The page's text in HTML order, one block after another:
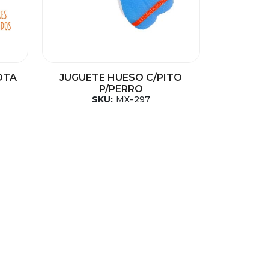
JUGUETE HUESO C/PITO
P/PERRO
SKU: MX-297